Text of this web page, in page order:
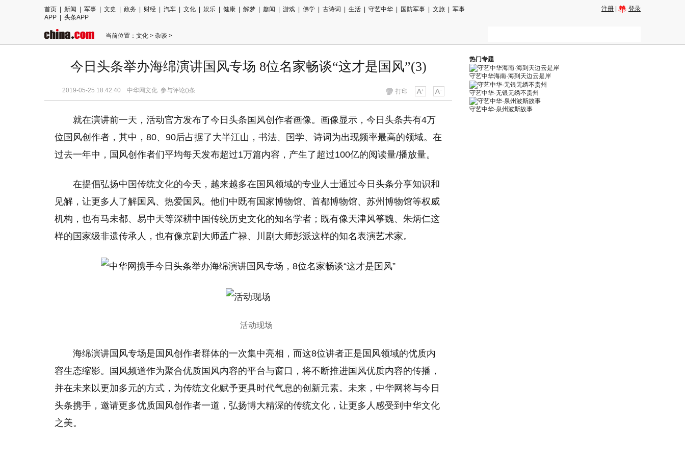
首页 新闻 军事 文史 政务 财经 汽车 文化 娱乐 健康 解梦 趣闻 游戏 佛学 古诗词 生活 守艺中华 国防军事 文旅
军事
APP
头条APP
注册 登录
当前位置： 文化 > 杂谈 >
今日头条举办海绵演讲国风专场 8位名家畅谈“这才是国风”(3)
打印
2019-05-25 18:42:40 中华网文化 参与评论()条
就在演讲前一天，活动官方发布了今日头条国风创作者画像。画像显示，今日头条共有4万
位国风创作者，其中，80、90后占据了大半江山，书法、国学、诗词为出现频率最高的领域。在
过去一年中，国风创作者们平均每天发布超过1万篇内容，产生了超过100亿的阅读量/播放量。
在提倡弘扬中国传统文化的今天，越来越多在国风领域的专业人士通过今日头条分享知识和
见解，让更多人了解国风、热爱国风。他们中既有国家博物馆、首都博物馆、苏州博物馆等权威
机构，也有马未都、易中天等深耕中国传统历史文化的知名学者；既有像天津风筝魏、朱炳仁这
样的国家级非遗传承人，也有像京剧大师孟广禄、川剧大师彭派这样的知名表演艺术家。
活动现场
海绵演讲国风专场是国风创作者群体的一次集中亮相，而这8位讲者正是国风领域的优质内
容生态缩影。国风频道作为聚合优质国风内容的平台与窗口，将不断推进国风优质内容的传播，
并在未来以更加多元的方式，为传统文化赋予更具时代气息的创新元素。未来，中华网将与今日
头条携手，邀请更多优质国风创作者一道，弘扬博大精深的传统文化，让更多人感受到中华文化
之美。
热门专题
守艺中华海南·海到天边云是岸
守艺中华·无银无绣不贵州
守艺中华·泉州波斯故事